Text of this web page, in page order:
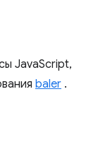
JavaScript,
baler .